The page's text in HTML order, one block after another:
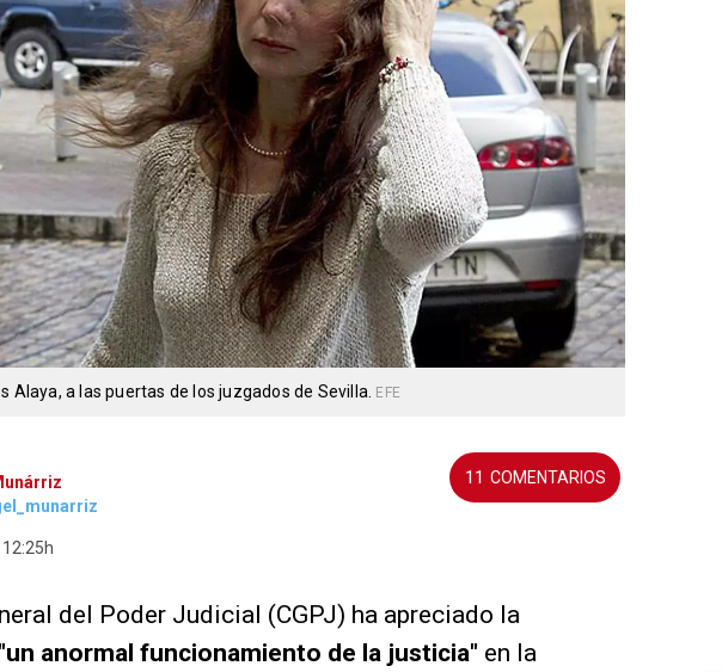
Alaya, a las puertas de los juzgados de Sevilla. EFE
12:25h
11
del Poder Judicial (CGPJ) ha apreciado la
"un anormal funcionamiento de la justicia" en la